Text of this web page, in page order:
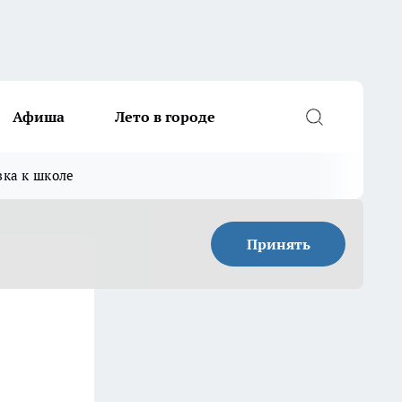
Афиша Лето в городе
к школе
Принять